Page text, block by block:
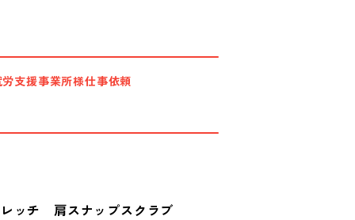
労支援事業所様仕事依頼
ッチ 肩スナップスクラブ